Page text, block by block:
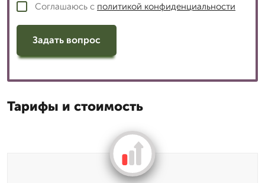
Соглашаюсь с политикой конфиденциальности
Задать вопрос
Тарифы и стоимость